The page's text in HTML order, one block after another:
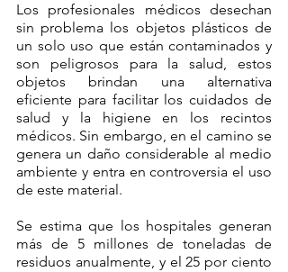
Los profesionales médicos desechan
sin problema los objetos plásticos de
un solo uso que están contaminados y
son peligrosos para la salud, estos
objetos brindan una alternativa
eficiente para facilitar los cuidados de
salud y la higiene en los recintos
médicos. Sin embargo, en el camino se
genera un daño considerable al medio
ambiente y entra en controversia el uso
de este material.
Se estima que los hospitales generan
más de 5 millones de toneladas de
residuos anualmente, y el 25 por ciento